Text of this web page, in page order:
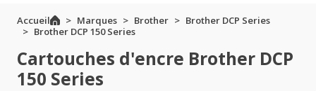
Accueil Marques Brother
Brother DCP Series
Brother DCP 150 Series
Cartouches d'encre Brother DCP
150 Series